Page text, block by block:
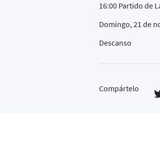
16:00 Partido de
Domingo, 21 de
Descanso
Compártelo